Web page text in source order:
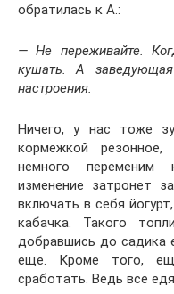
обратилась к А.:
— Не переживайте.
кушать. А
настроения.
Ничего, у нас тоже
кормежкой
немного переменим
изменение затронет
включать в себя
кабачка. Такого
добравшись до садика
еще. Кроме того,
сработать. Ведь все